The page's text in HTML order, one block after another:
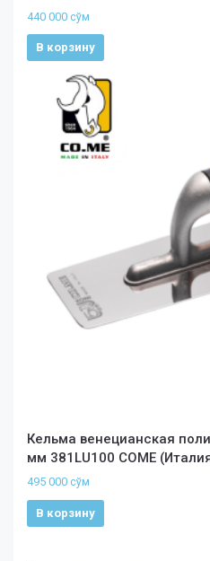
440 000 сўм
В корзину
Кельма венецианская
мм 381LU100 COME
495 000 сўм
В корзину